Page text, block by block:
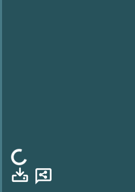
Φόρτωση...